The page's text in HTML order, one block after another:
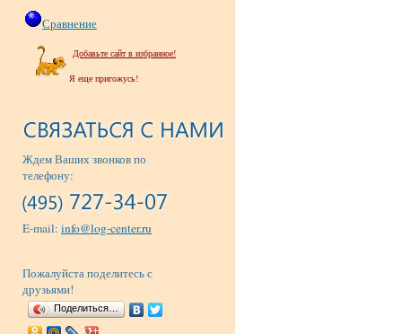
Сравнение
Добавьте сайт в избранное!
Я еще пригожусь!
Ждем Ваших звонков по
телефону:
E-mail: info@log-center.ru
Пожалуйста поделитесь с
друзьями!
Поделиться…